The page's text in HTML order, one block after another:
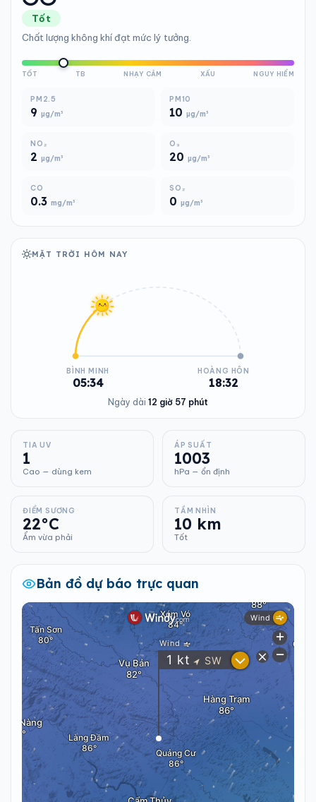
Tốt
Chất lượng không khí đạt mức lý tưởng.
TỐT TB NHẠY CẢM XẤU NGUY HIỂM
PM2.5
9 µg/m³
PM10
10 µg/m³
NO₂
2 µg/m³
O₃
20 µg/m³
CO
0.3 mg/m³
SO₂
0 µg/m³
MẶT TRỜI HÔM NAY
BÌNH MINH
05:34
HOÀNG HÔN
18:32
Ngày dài 12 giờ 57 phút
TIA UV
1
Cao — dùng kem
ÁP SUẤT
1003
hPa — ổn định
ĐIỂM SƯƠNG
22°C
Ẩm vừa phải
TẦM NHÌN
10 km
Tốt
Bản đồ dự báo trực quan